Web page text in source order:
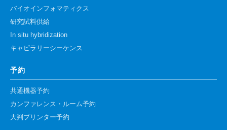
バイオインフォマティクス
研究試料供給
In situ hybridization
キャピラリーシーケンス
予約
共通機器予約
カンファレンス・ルーム予約
大判プリンター予約